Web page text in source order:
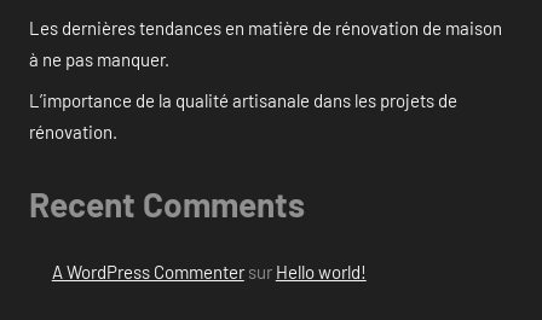
Les dernières tendances en matière de rénovation de maison
à ne pas manquer.
L’importance de la qualité artisanale dans les projets de
rénovation.
Recent Comments
A WordPress Commentersur Hello world!